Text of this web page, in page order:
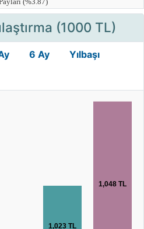
(1000 TL)
6 Ay Yılbaşı